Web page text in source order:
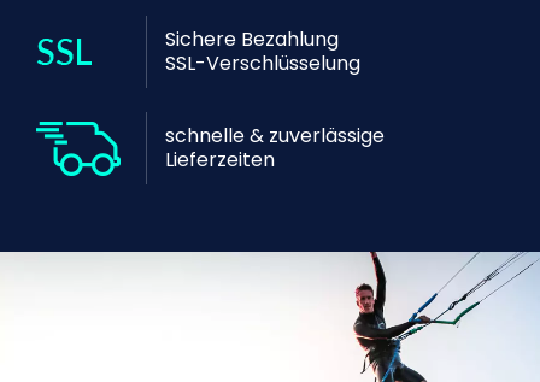
Sichere Bezahlung
SSL-Verschlüsselung
schnelle & zuverlässige
Lieferzeiten